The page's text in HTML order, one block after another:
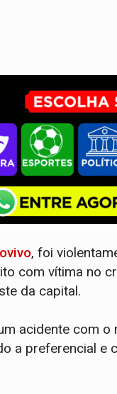
, foi
com vítima no
da capital.
acidente com
a preferencial e